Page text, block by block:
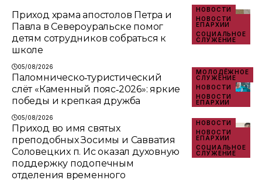
НОВОСТИ
НОВОСТИ
ЕПАРХИИ
СОЦИАЛЬНОЕ
СЛУЖЕНИЕ
Приход храма апостолов Петра и
Павла в Североуральске помог
детям сотрудников собраться к
школе
05/08/2026
МОЛОДЁЖНОЕ
СЛУЖЕНИЕ
НОВОСТИ
НОВОСТИ
ЕПАРХИИ
Паломническо‑туристический
слёт «Каменный пояс‑2026»: яркие
победы и крепкая дружба
05/08/2026
НОВОСТИ
НОВОСТИ
ЕПАРХИИ
СОЦИАЛЬНОЕ
СЛУЖЕНИЕ
Приход во имя святых
преподобных Зосимы и Савватия
Соловецких п. Ис оказал духовную
поддержку подопечным
отделения временного